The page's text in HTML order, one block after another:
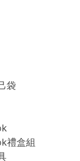
袋
禮盒組